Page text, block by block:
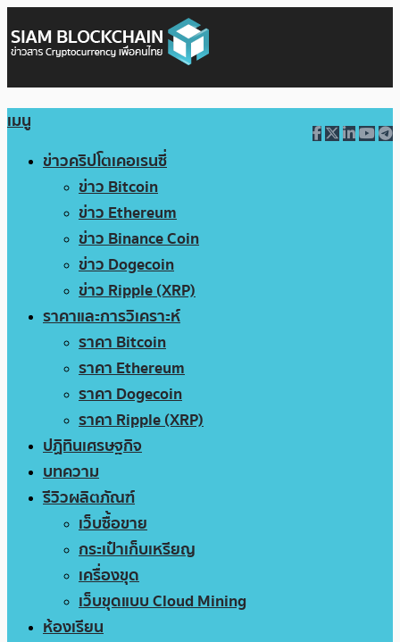
เมนู
ข่าวคริปโตเคอเรนซี่
ข่าว Bitcoin
ข่าว Ethereum
ข่าว Binance Coin
ข่าว Dogecoin
ข่าว Ripple (XRP)
ราคาและการวิเคราะห์
ราคา Bitcoin
ราคา Ethereum
ราคา Dogecoin
ราคา Ripple (XRP)
ปฏิทินเศรษฐกิจ
บทความ
รีวิวผลิตภัณฑ์
เว็บซื้อขาย
กระเป๋าเก็บเหรียญ
เครื่องขุด
เว็บขุดแบบ Cloud Mining
ห้องเรียน